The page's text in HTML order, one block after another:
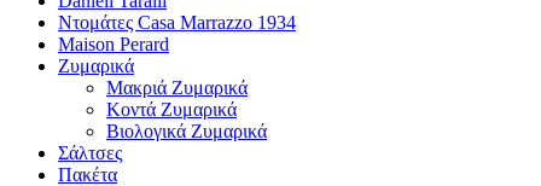
Ντομάτες Casa Marrazzo 1934
Maison Perard
Ζυμαρικά
Μακριά Ζυμαρικά
Κοντά Ζυμαρικά
Βιολογικά Ζυμαρικά
Σάλτσες
Πακέτα